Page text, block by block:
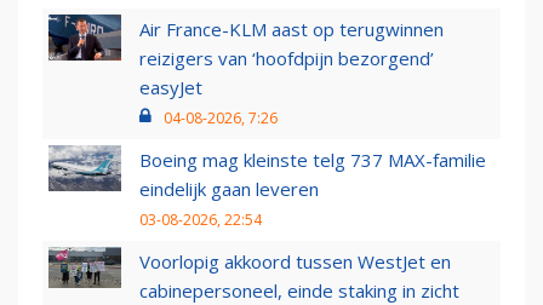
Air France-KLM aast op terugwinnen
reizigers van ‘hoofdpijn bezorgend’
easyJet
04-08-2026, 7:26
Boeing mag kleinste telg 737 MAX-familie
eindelijk gaan leveren
03-08-2026, 22:54
Voorlopig akkoord tussen WestJet en
cabinepersoneel, einde staking in zicht